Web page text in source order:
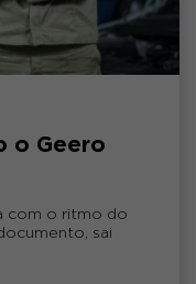
o Geero
com o ritmo do
sai